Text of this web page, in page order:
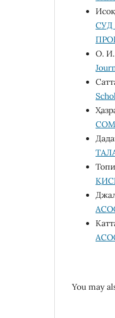
О. И.
You may